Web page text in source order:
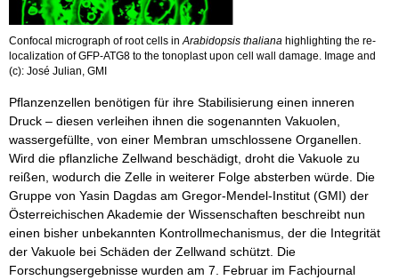
Confocal micrograph of root cells inArabidopsis thaliana highlighting the re-
localization of GFP-ATG8 to the tonoplast upon cell wall damage. Image and
(c): José Julian, GMI
Pflanzenzellen benötigen für ihre Stabilisierung einen inneren
Druck – diesen verleihen ihnen die sogenannten Vakuolen,
wassergefüllte, von einer Membran umschlossene Organellen.
Wird die pflanzliche Zellwand beschädigt, droht die Vakuole zu
reißen, wodurch die Zelle in weiterer Folge absterben würde. Die
Gruppe von Yasin Dagdas am Gregor-Mendel-Institut (GMI) der
Österreichischen Akademie der Wissenschaften beschreibt nun
einen bisher unbekannten Kontrollmechanismus, der die Integrität
der Vakuole bei Schäden der Zellwand schützt. Die
Forschungsergebnisse wurden am 7. Februar im Fachjournal